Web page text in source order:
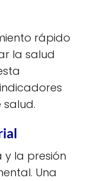
rápido
la salud
la presión
Una